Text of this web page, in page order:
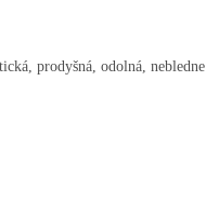
prodyšná, odolná, nebledne